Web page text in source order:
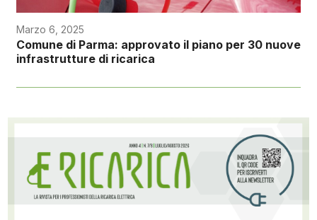
Marzo 6, 2025
Comune di Parma: approvato il piano per 30 nuove
infrastrutture di ricarica